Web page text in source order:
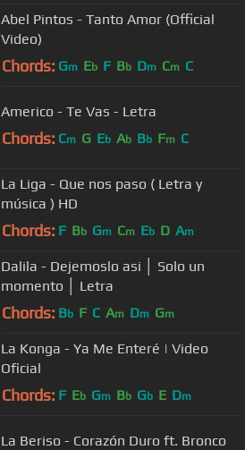
Abel Pintos - Tanto Amor (Official
Video)
Chords: Gm Eb F Bb Dm Cm C
Americo - Te Vas - Letra
Chords: Cm G Eb Ab Bb Fm C
La Liga - Que nos paso ( Letra y
música ) HD
Chords: F Bb Gm Cm Eb D Am
Dalila - Dejemoslo asi │ Solo un
momento │ Letra
Chords: Bb F C Am Dm Gm
La Konga - Ya Me Enteré | Video
Oficial
Chords: F Eb Gm Bb Gb E Dm
La Beriso - Corazón Duro ft. Bronco